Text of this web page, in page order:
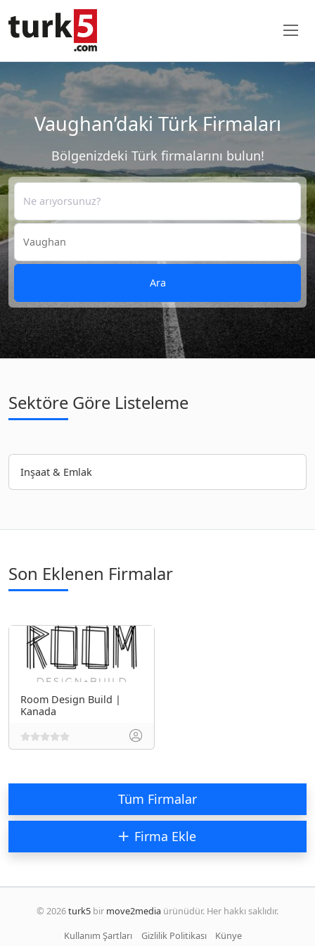
Vaughan’daki Türk Firmaları
Bölgenizdeki Türk firmalarını bulun!
Ara
Sektöre Göre Listeleme
Inşaat & Emlak
Son Eklenen Firmalar
Room Design Build |
Kanada
Tüm Firmalar
Firma Ekle
© 2026turk5 bir move2media ürünüdür. Her hakkı saklıdır.
Kullanım Şartları
Gizlilik Politikası Künye